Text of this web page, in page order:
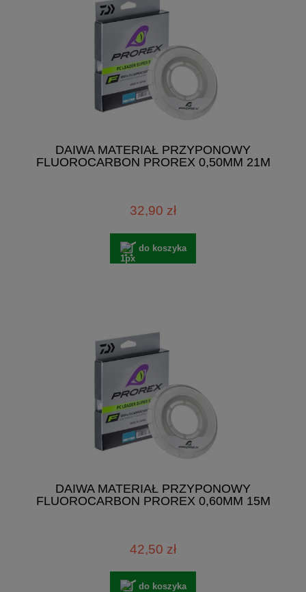
DAIWA MATERIAŁ PRZYPONOWY
FLUOROCARBON PROREX 0,50MM 21M
32,90 zł
do koszyka
DAIWA MATERIAŁ PRZYPONOWY
FLUOROCARBON PROREX 0,60MM 15M
42,50 zł
do koszyka